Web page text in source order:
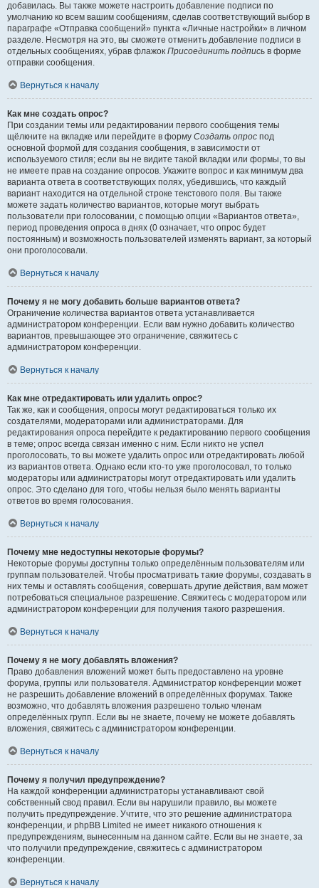
добавилась. Вы также можете настроить добавление подписи по
умолчанию ко всем вашим сообщениям, сделав соответствующий выбор в
параграфе «Отправка сообщений» пункта «Личные настройки» в личном
разделе. Несмотря на это, вы сможете отменить добавление подписи в
отдельных сообщениях, убрав флажок Присоединить подпись в форме
отправки сообщения.
Вернуться к началу
Как мне создать опрос?
При создании темы или редактировании первого сообщения темы
щёлкните на вкладке или перейдите в форму Создать опрос под
основной формой для создания сообщения, в зависимости от
используемого стиля; если вы не видите такой вкладки или формы, то вы
не имеете прав на создание опросов. Укажите вопрос и как минимум два
варианта ответа в соответствующих полях, убедившись, что каждый
вариант находится на отдельной строке текстового поля. Вы также
можете задать количество вариантов, которые могут выбрать
пользователи при голосовании, с помощью опции «Вариантов ответа»,
период проведения опроса в днях (0 означает, что опрос будет
постоянным) и возможность пользователей изменять вариант, за который
они проголосовали.
Вернуться к началу
Почему я не могу добавить больше вариантов ответа?
Ограничение количества вариантов ответа устанавливается
администратором конференции. Если вам нужно добавить количество
вариантов, превышающее это ограничение, свяжитесь с
администратором конференции.
Вернуться к началу
Как мне отредактировать или удалить опрос?
Так же, как и сообщения, опросы могут редактироваться только их
создателями, модераторами или администраторами. Для
редактирования опроса перейдите к редактированию первого сообщения
в теме; опрос всегда связан именно с ним. Если никто не успел
проголосовать, то вы можете удалить опрос или отредактировать любой
из вариантов ответа. Однако если кто-то уже проголосовал, то только
модераторы или администраторы могут отредактировать или удалить
опрос. Это сделано для того, чтобы нельзя было менять варианты
ответов во время голосования.
Вернуться к началу
Почему мне недоступны некоторые форумы?
Некоторые форумы доступны только определённым пользователям или
группам пользователей. Чтобы просматривать такие форумы, создавать в
них темы и оставлять сообщения, совершать другие действия, вам может
потребоваться специальное разрешение. Свяжитесь с модератором или
администратором конференции для получения такого разрешения.
Вернуться к началу
Почему я не могу добавлять вложения?
Право добавления вложений может быть предоставлено на уровне
форума, группы или пользователя. Администратор конференции может
не разрешить добавление вложений в определённых форумах. Также
возможно, что добавлять вложения разрешено только членам
определённых групп. Если вы не знаете, почему не можете добавлять
вложения, свяжитесь с администратором конференции.
Вернуться к началу
Почему я получил предупреждение?
На каждой конференции администраторы устанавливают свой
собственный свод правил. Если вы нарушили правило, вы можете
получить предупреждение. Учтите, что это решение администратора
конференции, и phpBB Limited не имеет никакого отношения к
предупреждениям, вынесенным на данном сайте. Если вы не знаете, за
что получили предупреждение, свяжитесь с администратором
конференции.
Вернуться к началу